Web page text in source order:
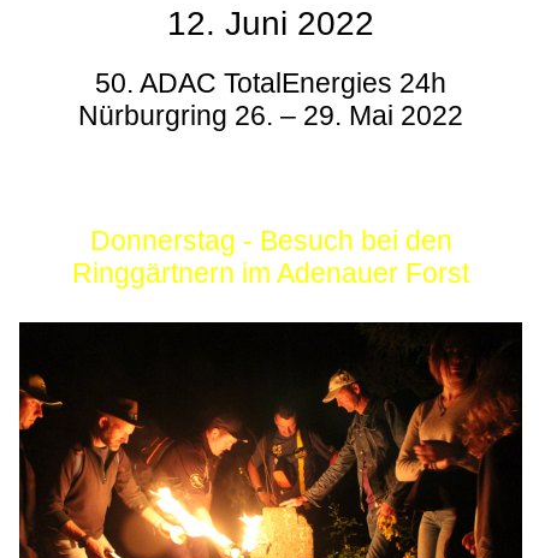
12. Juni 2022
50. ADAC TotalEnergies 24h
Nürburgring 26. – 29. Mai 2022
Donnerstag - Besuch bei den
Ringgärtnern im Adenauer Forst